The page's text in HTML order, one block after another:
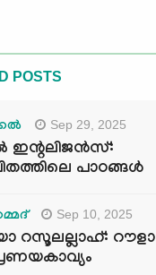
POSTS
Sep 29, 2025
പാഠങ്ങൾ
Sep 10, 2025
റസൂലല്ലാഹ്: റൗളാ